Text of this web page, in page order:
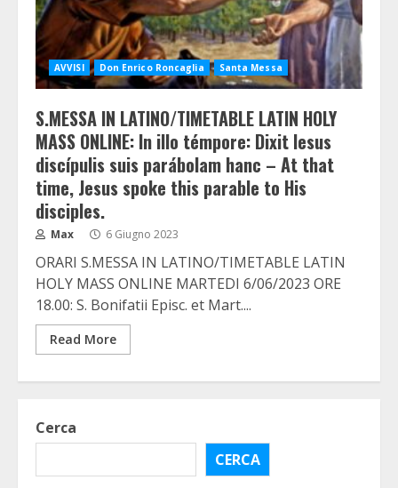
AVVISI Don Enrico Roncaglia Santa Messa
S.MESSA IN LATINO/TIMETABLE LATIN HOLY
MASS ONLINE: In illo témpore: Dixit Iesus
discípulis suis parábolam hanc – At that
time, Jesus spoke this parable to His
disciples.
Max 6 Giugno 2023
ORARI S.MESSA IN LATINO/TIMETABLE LATIN
HOLY MASS ONLINE MARTEDI 6/06/2023 ORE
18.00: S. Bonifatii Episc. et Mart....
Read More
Cerca
CERCA